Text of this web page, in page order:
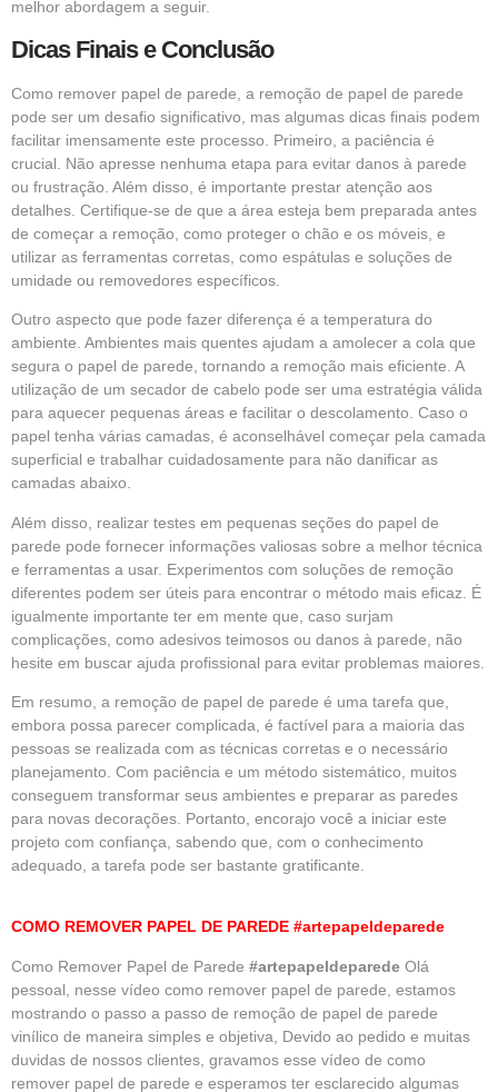
melhor abordagem a seguir.
Dicas Finais e Conclusão
Como remover papel de parede, a remoção de papel de parede
pode ser um desafio significativo, mas algumas dicas finais podem
facilitar imensamente este processo. Primeiro, a paciência é
crucial. Não apresse nenhuma etapa para evitar danos à parede
ou frustração. Além disso, é importante prestar atenção aos
detalhes. Certifique-se de que a área esteja bem preparada antes
de começar a remoção, como proteger o chão e os móveis, e
utilizar as ferramentas corretas, como espátulas e soluções de
umidade ou removedores específicos.
Outro aspecto que pode fazer diferença é a temperatura do
ambiente. Ambientes mais quentes ajudam a amolecer a cola que
segura o papel de parede, tornando a remoção mais eficiente. A
utilização de um secador de cabelo pode ser uma estratégia válida
para aquecer pequenas áreas e facilitar o descolamento. Caso o
papel tenha várias camadas, é aconselhável começar pela camada
superficial e trabalhar cuidadosamente para não danificar as
camadas abaixo.
Além disso, realizar testes em pequenas seções do papel de
parede pode fornecer informações valiosas sobre a melhor técnica
e ferramentas a usar. Experimentos com soluções de remoção
diferentes podem ser úteis para encontrar o método mais eficaz. É
igualmente importante ter em mente que, caso surjam
complicações, como adesivos teimosos ou danos à parede, não
hesite em buscar ajuda profissional para evitar problemas maiores.
Em resumo, a remoção de papel de parede é uma tarefa que,
embora possa parecer complicada, é factível para a maioria das
pessoas se realizada com as técnicas corretas e o necessário
planejamento. Com paciência e um método sistemático, muitos
conseguem transformar seus ambientes e preparar as paredes
para novas decorações. Portanto, encorajo você a iniciar este
projeto com confiança, sabendo que, com o conhecimento
adequado, a tarefa pode ser bastante gratificante.
COMO REMOVER PAPEL DE PAREDE #artepapeldeparede
Como Remover Papel de Parede #artepapeldeparede Olá
pessoal, nesse vídeo como remover papel de parede, estamos
mostrando o passo a passo de remoção de papel de parede
vinílico de maneira simples e objetiva, Devido ao pedido e muitas
duvidas de nossos clientes, gravamos esse vídeo de como
remover papel de parede e esperamos ter esclarecido algumas